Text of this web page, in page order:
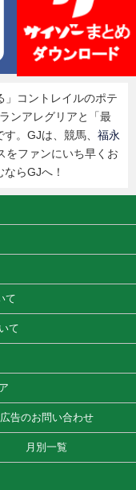
」コントレイルのポテ
ンアレグリアと「最
。GJは、競馬、 福永
をファンにいち早くお
らGJへ！
て
て
広告のお問い合わせ
月別一覧